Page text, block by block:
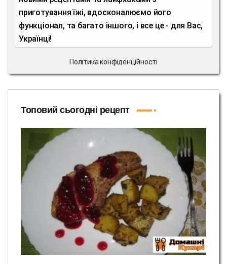
приготування їжі, вдосконалюємо його
функціонал, та багато іншого, і все це - для Вас,
Українці!
Політика конфіденційності
Топовий сьогодні рецепт